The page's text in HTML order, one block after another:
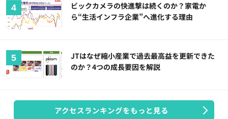
ビックカメラの快進撃は続くのか？家電か
ら“生活インフラ企業”へ進化する理由
JTはなぜ縮小産業で過去最高益を更新できた
のか？4つの成長要因を解説
アクセスランキングをもっと見る